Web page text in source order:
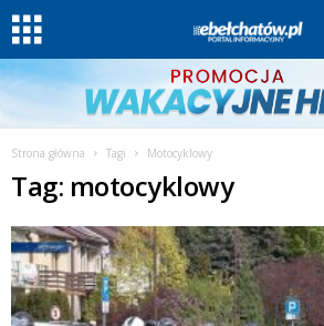
Strona główna Tagi Motocyklowy
Tag: motocyklowy